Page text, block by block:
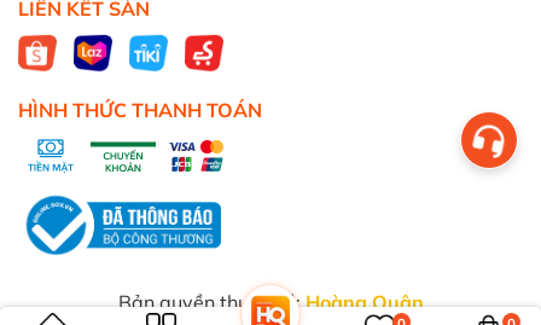
LIÊN KẾT SÀN
HÌNH THỨC THANH TOÁN
Bản quyền thuộc về:Hoàng Quân